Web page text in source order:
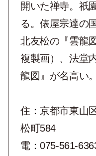
開いた禅寺。祇
る。俵屋宗達の
北友松の『雲龍
複製画）、法堂
龍図』が名高い。
住：京都市東山
松町584
電：075-561-